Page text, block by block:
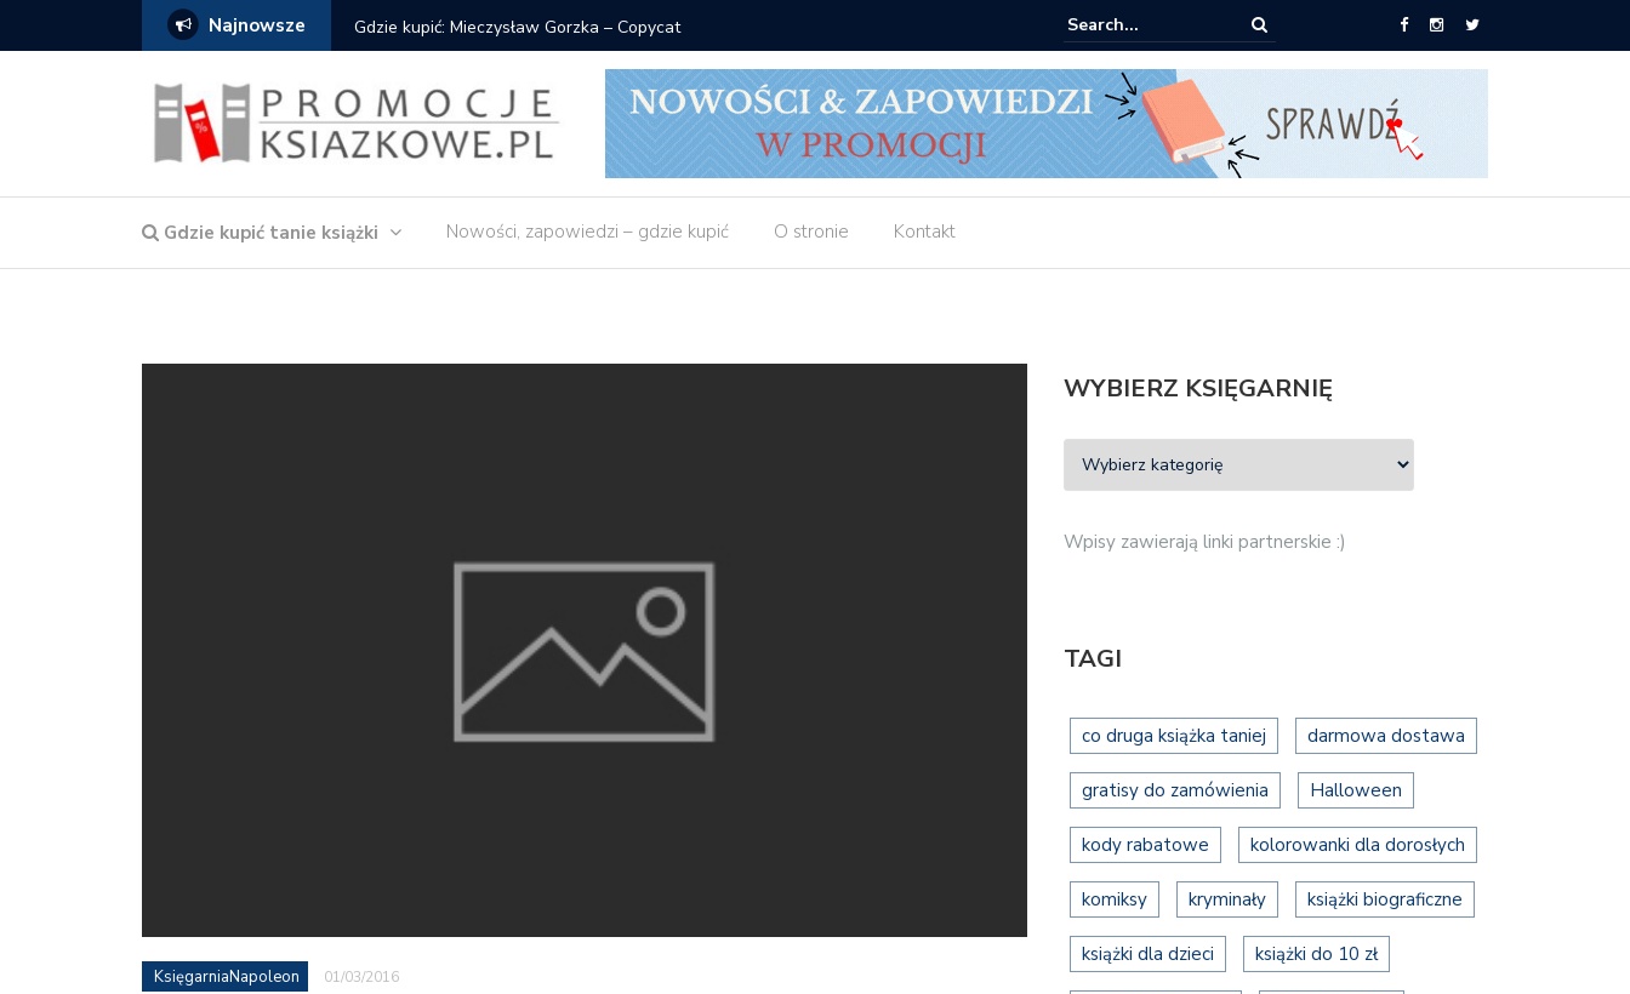
Najnowsze Gdzie kupić: Mieczysław Gorzka – Copycat Znak: książki od 2,90 zł do zamówienia
Gdzie kupić tanie książki Nowości, zapowiedzi – gdzie kupić O stronie Kontakt
KsięgarniaNapoleon 01/03/2016
WYBIERZ KSIĘGARNIĘ
Wpisy zawierają linki partnerskie :)
TAGI
co druga książka taniej darmowa dostawa
gratisy do zamówienia Halloween
kody rabatowe kolorowanki dla dorosłych
komiksy kryminały książki biograficzne
książki dla dzieci książki do 10 zł